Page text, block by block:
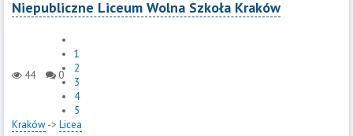
Niepubliczne Liceum Wolna Szkoła Kraków
44 0
1
2
3
4
5
Kraków-> Licea